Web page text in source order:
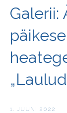
Galerii:
1. JUUNI 2022